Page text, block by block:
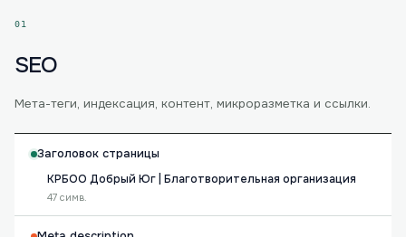
01
SEO
Мета-теги, индексация, контент, микроразметка и ссылки.
Заголовок страницы
КРБОО Добрый Юг | Благотворительная организация
47 симв.